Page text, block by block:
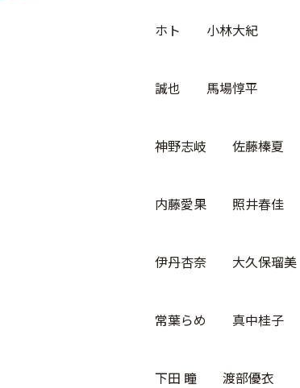
ホト 小林大紀
誠也 馬場惇平
神野志岐 佐藤榛夏
内藤愛果 照井春佳
伊丹杏奈 ⼤久保瑠美
常葉らめ 真中桂⼦
下田 瞳 渡部優⾐